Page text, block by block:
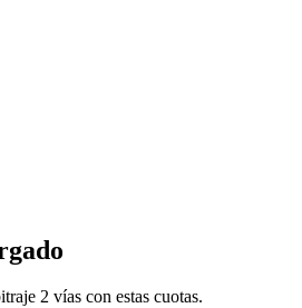
2 vías con estas cuotas.